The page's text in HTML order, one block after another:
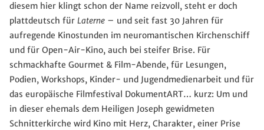
diesem hier klingt schon der Name reizvoll, steht er doch
plattdeutsch für Laterne – und seit fast 30 Jahren für
aufregende Kinostunden im neuromantischen Kirchenschiff
und für Open-Air-Kino, auch bei steifer Brise. Für
schmackhafte Gourmet & Film-Abende, für Lesungen,
Podien, Workshops, Kinder- und Jugendmedienarbeit und für
das europäische Filmfestival DokumentART… kurz: Um und
in dieser ehemals dem Heiligen Joseph gewidmeten
Schnitterkirche wird Kino mit Herz, Charakter, einer Prise